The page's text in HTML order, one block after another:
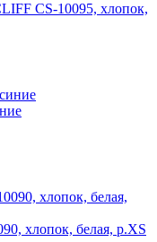
CS-10095, хлопок,
хлопок, белая, р.XS